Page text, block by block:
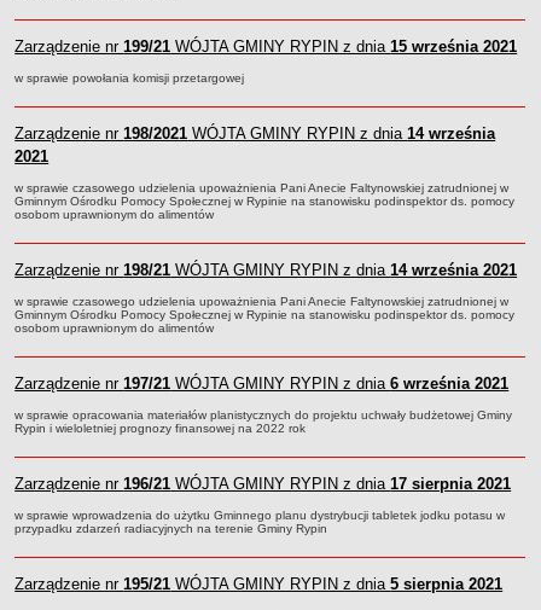
Regulamin organizacyjny
Regulamin naboru na wolne stanowiska urzędnicze
Ogłoszenia o naborze na wolne stanowiska urzędnicze
wolne stanowiska urzędnicze
Wyniki naboru na wolne stanowiska urzędnicze
Petycje
Galeria
Raporty o stanie dostępności
Wnioski
Struktura organizacyjna
Rada gminy
Urząd gminy
Jednostki pomocnicze - sołectwa
Zarządzenie nr199/21 WÓJTA GMINY RYPIN z dnia15 września 2021
w sprawie powołania komisji przetargowej
Zarządzenie nr198/2021 WÓJTA GMINY RYPIN z dnia14 września
2021
w sprawie czasowego udzielenia upoważnienia Pani Anecie Faltynowskiej zatrudnionej w
Gminnym Ośrodku Pomocy Społecznej w Rypinie na stanowisku podinspektor ds. pomocy
osobom uprawnionym do alimentów
Zarządzenie nr198/21 WÓJTA GMINY RYPIN z dnia14 września 2021
w sprawie czasowego udzielenia upoważnienia Pani Anecie Faltynowskiej zatrudnionej w
Gminnym Ośrodku Pomocy Społecznej w Rypinie na stanowisku podinspektor ds. pomocy
osobom uprawnionym do alimentów
Zarządzenie nr197/21 WÓJTA GMINY RYPIN z dnia6 września 2021
w sprawie opracowania materiałów planistycznych do projektu uchwały budżetowej Gminy
Rypin i wieloletniej prognozy finansowej na 2022 rok
Zarządzenie nr196/21 WÓJTA GMINY RYPIN z dnia17 sierpnia 2021
w sprawie wprowadzenia do użytku Gminnego planu dystrybucji tabletek jodku potasu w
przypadku zdarzeń radiacyjnych na terenie Gminy Rypin
Zarządzenie nr195/21 WÓJTA GMINY RYPIN z dnia5 sierpnia 2021